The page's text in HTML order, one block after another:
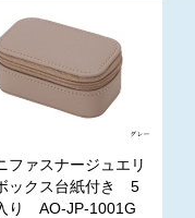
ファスナージュエリ
ックス台紙付き 5
り AO-JP-1001G